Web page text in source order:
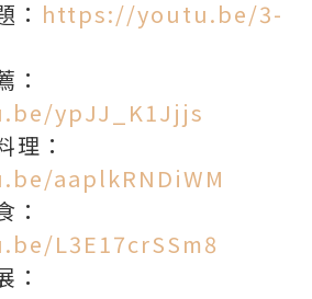
： https://youtu.be/3-
：
ypJJ_K1Jjjs
理：
aaplkRNDiWM
：
L3E17crSSm8
：